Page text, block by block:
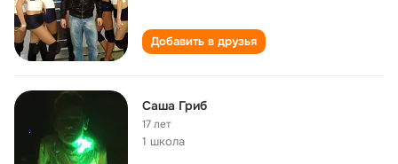
Добавить в друзья
Саша Гриб
17 лет
1 школа